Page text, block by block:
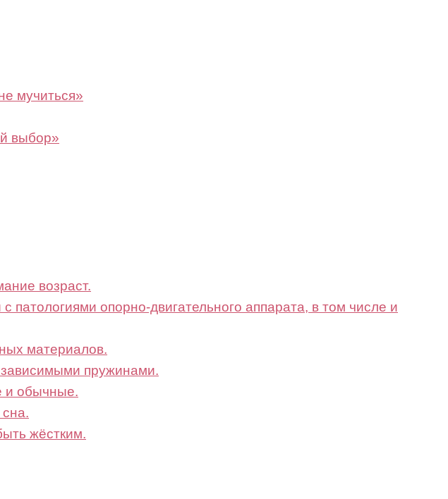
мучиться»
выбор»
возраст.
опорно-двигательного аппарата, в том числе и
материалов.
пружинами.
и обычные.
жёстким.